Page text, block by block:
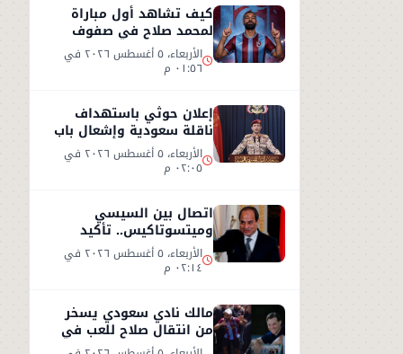
كيف تشاهد أول مباراة
لمحمد صلاح في صفوف
طرابزون سبور التركي الأربعاء، ٥ أغسطس ٢٠٢٦ في
٠١:٥٦ م
إعلان حوثي باستهداف
ناقلة سعودية وإشعال باب
المندب الأربعاء، ٥ أغسطس ٢٠٢٦ في
٠٢:٠٥ م
اتصال بين السيسي
وميتسوتاكيس.. تأكيد
مصري على دعم اليونان بعد
حرائق الغابات الأربعاء، ٥ أغسطس ٢٠٢٦ في
٠٢:١٤ م
مالك نادي سعودي يسخر
من انتقال صلاح للعب في
تركيا ورفضه روشن